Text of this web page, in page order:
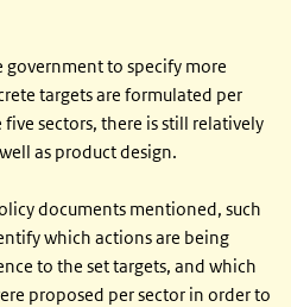
government to specify more
targets are formulated per
sectors, there is still relatively
as product design.
documents mentioned, such
which actions are being
to the set targets, and which
proposed per sector in order to